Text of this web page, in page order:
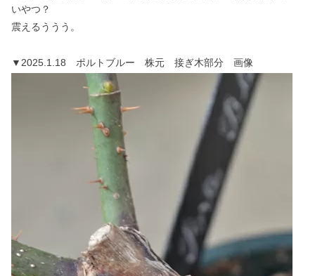
いやつ？
震えるううう。
▼2025.1.18 ポルトブルー 株元 接ぎ木部分 画像